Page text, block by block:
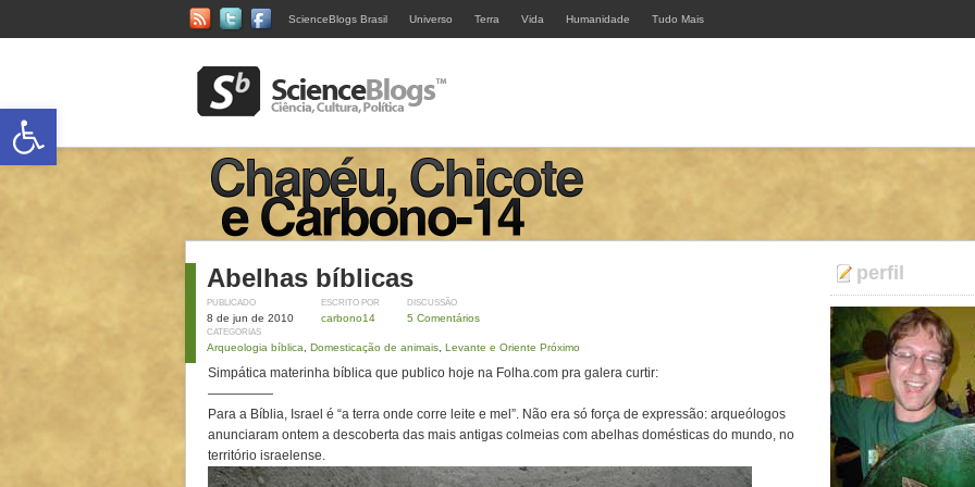
ScienceBlogs Brasil Universo Terra Vida Humanidade Tudo Mais
Abelhas bíblicas
PUBLICADO
8 de jun de 2010
ESCRITO POR
carbono14
DISCUSSÃO
5 Comentários
CATEGORIAS
Arqueologia bíblica Domesticação de animais Levante e Oriente Próximo
Simpática materinha bíblica que publico hoje na Folha.com pra galera curtir:
—————
Para a Bíblia, Israel é “a terra onde corre leite e mel”. Não era só força de expressão: arqueólogos
anunciaram ontem a descoberta das mais antigas colmeias com abelhas domésticas do mundo, no
território israelense.
perfil
Abrir a barra de ferramentas